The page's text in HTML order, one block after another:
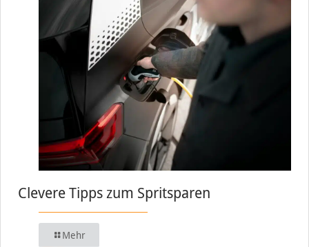
Clevere Tipps zum Spritsparen
Mehr